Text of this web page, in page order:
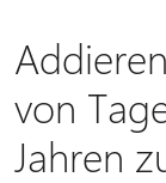
von
Jahren